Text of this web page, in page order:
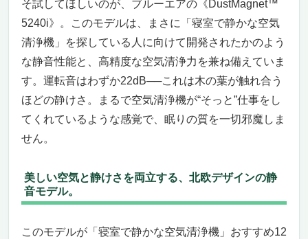
静音性と浄化力に本気でこだわった1台
【静音×高性能の決定版】Levoit Vital 100S｜寝
室で静かな空気清浄機を探すなら、まずこれを
見てからにしてください
眠りの質を変える“空気の魔法”。静けさの中
高性能なスマート機能も充実、でもコンパク
トで邪魔にならない。それがVital 100Sの真
や掃除機代わりを求める人には不向き。
【寝室で静かな空気清浄機】眠りを妨げない静
Max 3450i」で、真の快眠空間を。
そ試してほしいのが、ブルーエアの《DustMagnet™
5240i》。このモデルは、まさに「寝室で静かな空気
清浄機」を探している人に向けて開発されたかのよう
な静音性能と、高精度な空気清浄力を兼ね備えていま
す。運転音はわずか22dB──これは木の葉が触れ合う
ほどの静けさ。まるで空気清浄機が“そっと”仕事をし
てくれているような感覚で、眠りの質を一切邪魔しま
せん。
美しい空気と静けさを両立する、北欧デザインの静
音モデル。
このモデルが「寝室で静かな空気清浄機」おすすめ12